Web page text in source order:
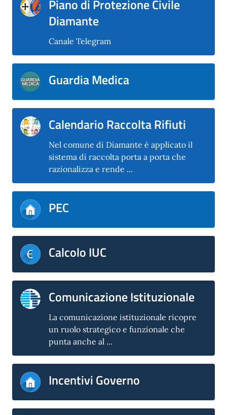
Piano di Protezione Civile
Diamante
Canale Telegram
Guardia Medica
Calendario Raccolta Rifiuti
Nel comune di Diamante è applicato il
sistema di raccolta porta a porta che
razionalizza e rende ...
PEC
Calcolo IUC
Comunicazione Istituzionale
La comunicazione istituzionale ricopre
un ruolo strategico e funzionale che
punta anche al ...
Incentivi Governo